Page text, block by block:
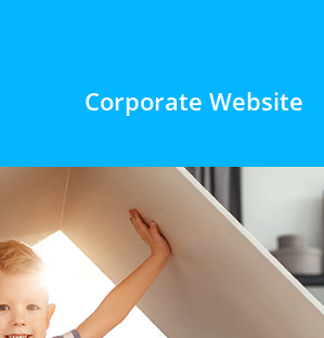
Corporate Website